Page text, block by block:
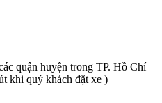
quận huyện trong TP. Hồ Chí
khi quý khách đặt xe )